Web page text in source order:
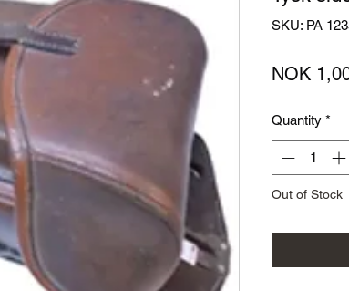
SKU: PA
NOK
Quantity *
Out of Stock